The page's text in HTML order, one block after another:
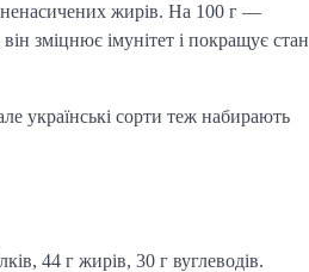
жирів. На 100 г —
зміцнює імунітет і покращує стан
українські сорти теж набирають
44 г жирів, 30 г вуглеводів.